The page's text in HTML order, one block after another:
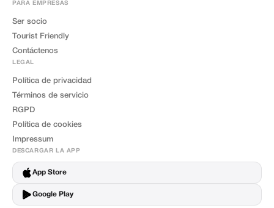
PARA EMPRESAS
Ser socio
Tourist Friendly
Contáctenos
LEGAL
Política de privacidad
Términos de servicio
RGPD
Política de cookies
Impressum
DESCARGAR LA APP
App Store
Google Play